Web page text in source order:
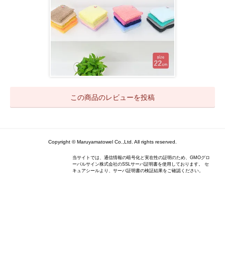
この商品のレビューを投稿
Copyright © Maruyamatowel Co.,Ltd. All rights reserved.
当サイトでは、通信情報の暗号化と実在性の証明のため、GMOグロ
ーバルサイン株式会社のSSLサーバ証明書を使用しております。 セ
キュアシールより、サーバ証明書の検証結果をご確認ください。